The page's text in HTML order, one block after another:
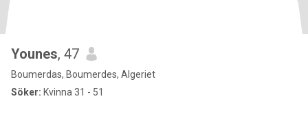
Younes, 47
Boumerdas, Boumerdes, Algeriet
Söker: Kvinna 31 - 51